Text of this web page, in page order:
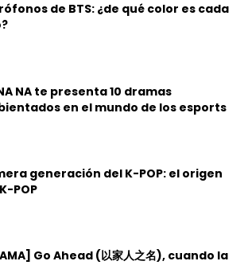
de BTS: ¿de qué color es cada
NA te presenta 10 dramas
en el mundo de los esports
generación del K-POP: el origen
POP
Go Ahead (以家人之名), cuando la